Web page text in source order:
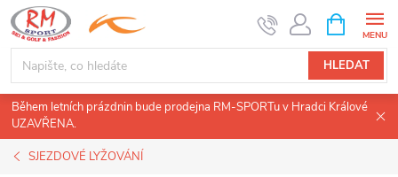
Přejít
na
obsah
HLEDAT
NÁKUPNÍ
KOŠÍK
Během letních prázdnin bude prodejna RM-SPORTu v Hradci Králové
UZAVŘENA.
SJEZDOVÉ LYŽOVÁNÍ